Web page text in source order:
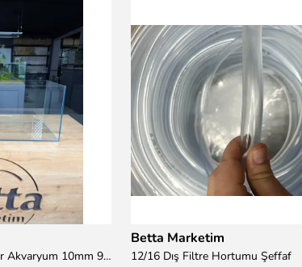
100x50x50h Ultra Clear Akvaryum 10mm 90derece Birleşim /Sadece Otobüs Kargosu ile Gönderim Yapılır !
Betta Marketim
12/16 Dış Filtre Hortumu Şeffaf